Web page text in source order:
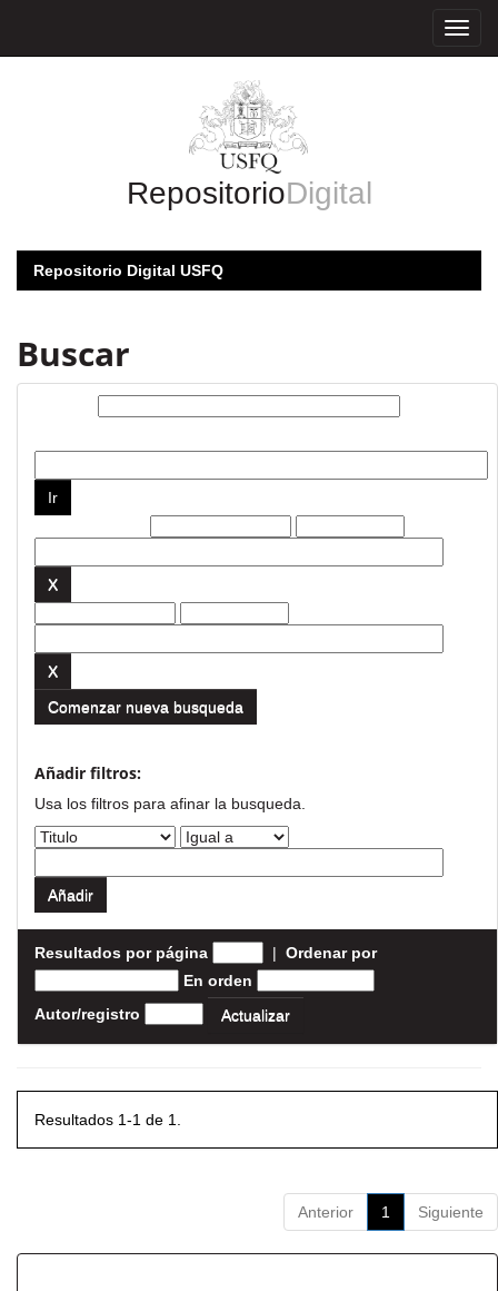
RepositorioDigital
Repositorio Digital USFQ
Buscar
Comenzar nueva busqueda
Añadir filtros:
Usa los filtros para afinar la busqueda.
Resultados por página | Ordenar por
En orden
Autor/registro
Resultados 1-1 de 1.
Anterior 1 Siguiente